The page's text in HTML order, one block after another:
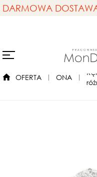
DARMOWA
OFERTA ONA